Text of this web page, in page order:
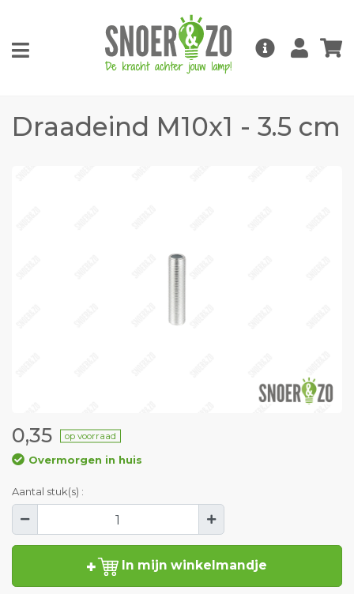
Draadeind M10x1 - 3.5 cm
0,35 op voorraad
Overmorgen in huis
Aantal stuk(s) :
In mijn winkelmandje